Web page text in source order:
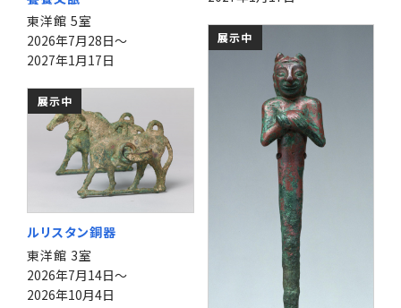
東洋館 5室
2026年7月28日～
2027年1月17日
展示中
展示中
ルリスタン銅器
東洋館 3室
2026年7月14日～
2026年10月4日